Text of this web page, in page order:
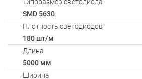
SMD 5630
Плотность светодиодов
180 шт/м
Длина
5000 мм
Ширина